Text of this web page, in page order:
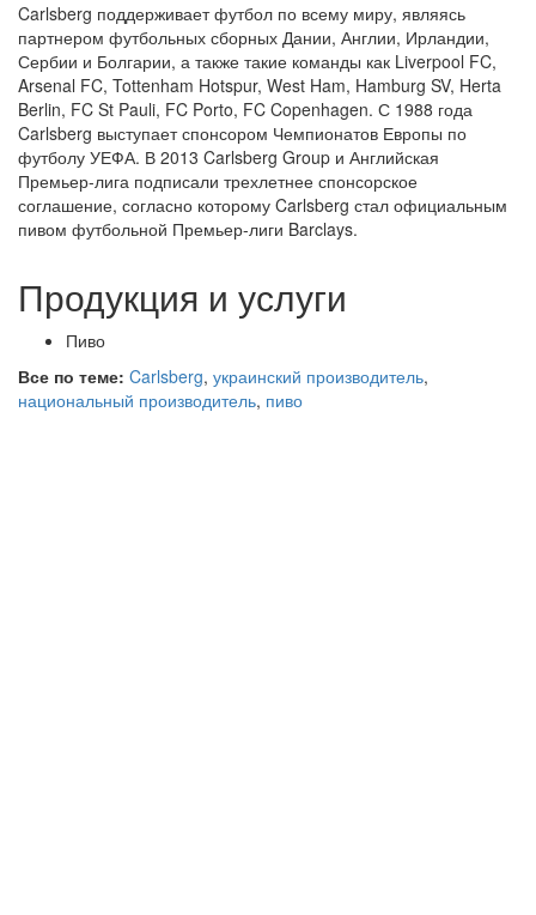
Carlsberg поддерживает футбол по всему миру, являясь
партнером футбольных сборных Дании, Англии, Ирландии,
Сербии и Болгарии, а также такие команды как Liverpool FC,
Arsenal FC, Tottenham Hotspur, West Ham, Hamburg SV, Herta
Berlin, FC St Pauli, FC Porto, FC Copenhagen. С 1988 года
Carlsberg выступает спонсором Чемпионатов Европы по
футболу УЕФА. В 2013 Carlsberg Group и Английская
Премьер-лига подписали трехлетнее спонсорское
соглашение, согласно которому Carlsberg стал официальным
пивом футбольной Премьер-лиги Barclays.
Продукция и услуги
Пиво
Все по теме: Carlsberg, украинский производитель,
национальный производитель, пиво